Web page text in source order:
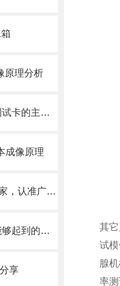
原理分析
一文与您分享星卡分辨率测试卡的主要功能
成像原理
2026年高性价比CT模体厂家，认准广东粤森雅！
简述低对比度测试模体所能够起到的作用
享
其
试
腺
率